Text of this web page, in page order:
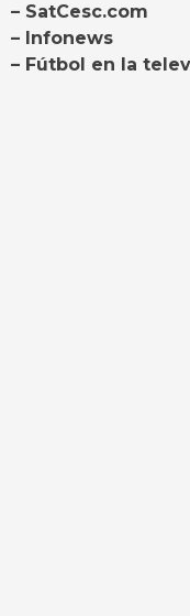
– SatCesc.com
– Infonews
– Fútbol en la